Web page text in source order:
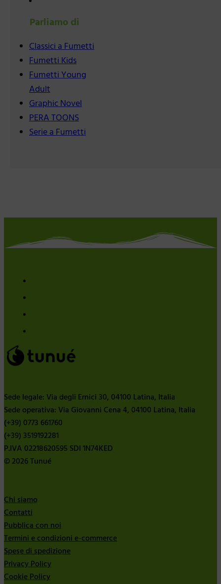
Parliamo di
Classici a Fumetti
Fumetti Kids
Fumetti Young
Adult
Graphic Novel
PERA TOONS
Serie a Fumetti
Sede legale: Via degli Ernici 30, 04100 Latina, Italia
Sede operativa: Via Giovanni Cena 4, 04100 Latina, Italia
(+39) 0773 661760
(+39) 3519192281
P.IVA 02218620595 SDI 1N74KED
© 2026 Tunué
Chi siamo
Contatti
Pubblica con noi
Termini e condizioni e-commerce
Spese di spedizione
Privacy Policy
Cookie Policy